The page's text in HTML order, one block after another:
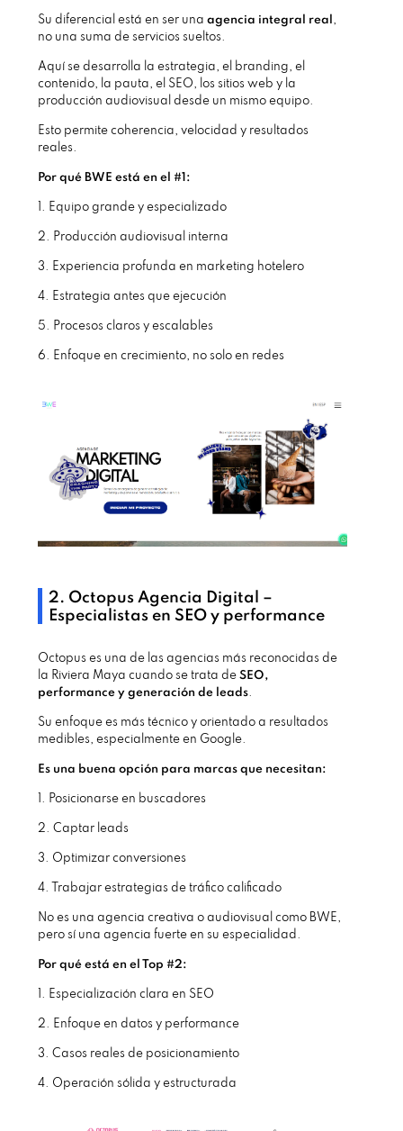
Su diferencial está en ser una agencia integral real
no una suma de servicios sueltos.
Aquí se desarrolla la estrategia, el branding, el
contenido, la pauta, el SEO, los sitios web y la
producción audiovisual desde un mismo equipo.
Esto permite coherencia, velocidad y resultados
reales.
Por qué BWE está en el #1:
1. Equipo grande y especializado
2. Producción audiovisual interna
3. Experiencia profunda en marketing hotelero
4. Estrategia antes que ejecución
5. Procesos claros y escalables
6. Enfoque en crecimiento, no solo en redes
2. Octopus Agencia Digital –
Especialistas en SEO y performance
Octopus es una de las agencias más reconocidas de
la Riviera Maya cuando se trata de SEO,
performance y generación de leads.
Su enfoque es más técnico y orientado a resultados
medibles, especialmente en Google.
Es una buena opción para marcas que necesitan:
1. Posicionarse en buscadores
2. Captar leads
3. Optimizar conversiones
4. Trabajar estrategias de tráfico calificado
No es una agencia creativa o audiovisual como BWE,
pero sí una agencia fuerte en su especialidad.
Por qué está en el Top #2:
1. Especialización clara en SEO
2. Enfoque en datos y performance
3. Casos reales de posicionamiento
4. Operación sólida y estructurada